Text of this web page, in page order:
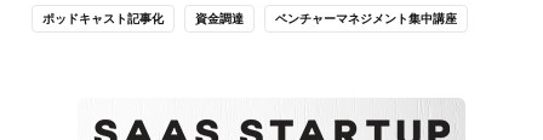
ポッドキャスト記事化 資金調達 ベンチャーマネジメント集中講座